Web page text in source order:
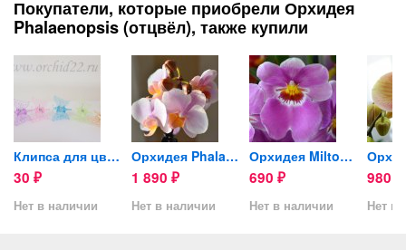
Покупатели, которые приобрели Орхидея
Phalaenopsis (отцвёл), также купили
Клипса для цветоноса...
30 ₽
Нет в наличии
Орхидея Phalaenopsis...
1 890 ₽
Нет в наличии
Орхидея Miltonia
690 ₽
Нет в наличии
980
Нет в